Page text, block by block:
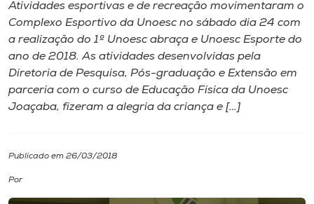
A
Unoesc
Internacionalização
I.nova
Diplomados
Cultura
Atividades esportivas e de recreação movimentaram o
Complexo Esportivo da Unoesc no sábado dia 24 com
a realização do 1º Unoesc abraça e Unoesc Esporte do
ano de 2018. As atividades desenvolvidas pela
Diretoria de Pesquisa, Pós-graduação e Extensão em
parceria com o curso de Educação Física da Unoesc
Joaçaba, fizeram a alegria da criança e […]
Publicado em 26/03/2018
Por